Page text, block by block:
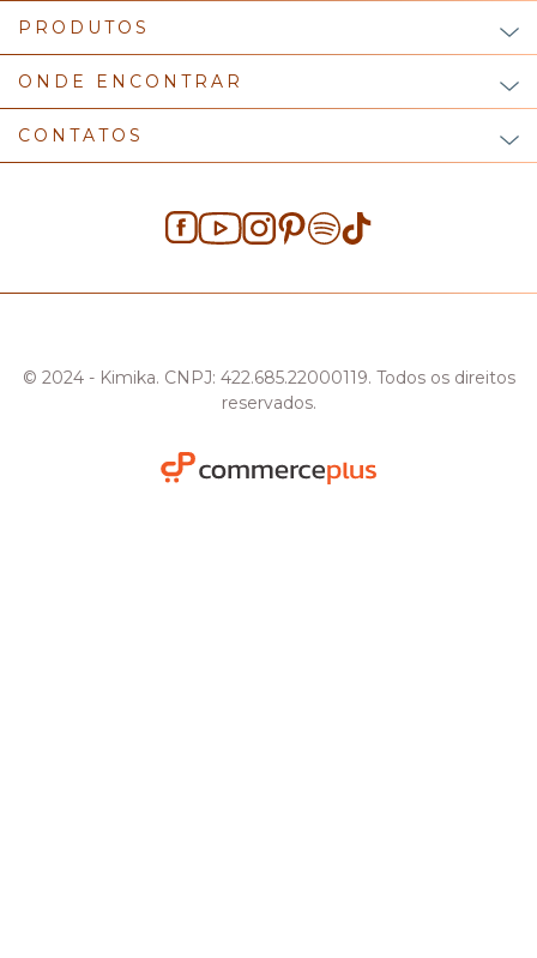
PRODUTOS
ONDE ENCONTRAR
CONTATOS
© 2024 - Kimika. CNPJ: 422.685.22000119. Todos os direitos
reservados.